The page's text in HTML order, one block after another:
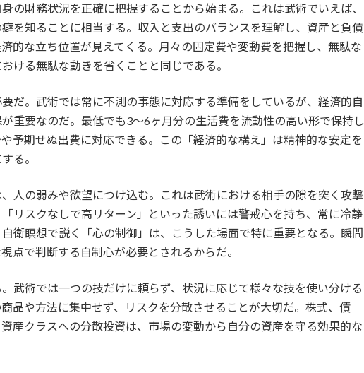
の財務状況を正確に把握することから始まる。これは武術でいえば、
を知ることに相当する。収入と支出のバランスを理解し、資産と負債
的な立ち位置が見えてくる。月々の固定費や変動費を把握し、無駄な
ける無駄な動きを省くことと同じである。
だ。武術では常に不測の事態に対応する準備をしているが、経済的自
重要なのだ。最低でも3〜6ヶ月分の生活費を流動性の高い形で保持し
予期せぬ出費に対応できる。この「経済的な構え」は精神的な安定を
る。
人の弱みや欲望につけ込む。これは武術における相手の隙を突く攻撃
リスクなしで高リターン」といった誘いには警戒心を持ち、常に冷静
衛瞑想で説く「心の制御」は、こうした場面で特に重要となる。瞬間
点で判断する自制心が必要とされるからだ。
武術では一つの技だけに頼らず、状況に応じて様々な技を使い分ける
品や方法に集中せず、リスクを分散させることが大切だ。株式、債
産クラスへの分散投資は、市場の変動から自分の資産を守る効果的な